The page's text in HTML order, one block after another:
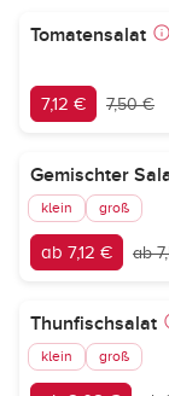
Tomatensalat
7,12 € 7,50 €
Gemischter
klein groß
ab 7,12 € ab
Thunfischsalat
klein groß